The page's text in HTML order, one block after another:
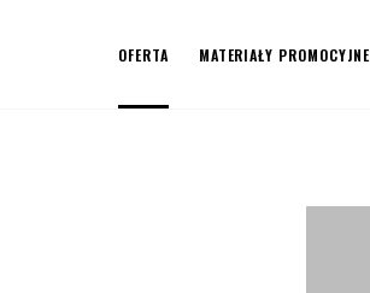
OFERTA MATERIAŁY PROMOCYJNE